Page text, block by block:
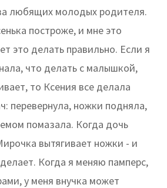
любящих молодых родителя.
построже, и мне это
это делать правильно. Если я
что делать с малышкой,
то Ксения все делала
перевернула, ножки подняла,
помазала. Когда дочь
вытягивает ножки - и
Когда я меняю памперс,
у меня внучка может